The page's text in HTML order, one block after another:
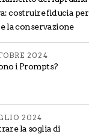
costruire fiducia per
la conservazione
2024
i Prompts?
2024
la soglia di